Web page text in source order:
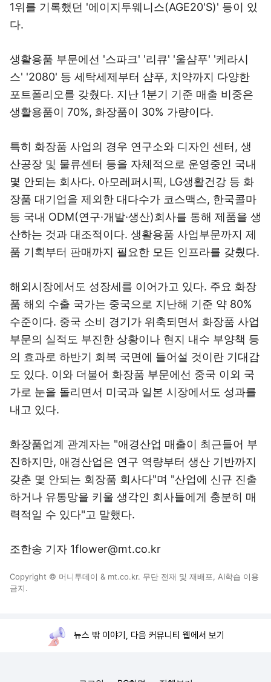
1위를 기록했던 '에이지투웨니스(AGE20'S)' 등이 있
다.
생활용품 부문에선 '스파크' '리큐' '울샴푸' '케라시
스' '2080' 등 세탁세제부터 샴푸, 치약까지 다양한
포트폴리오를 갖췄다. 지난 1분기 기준 매출 비중은
생활용품이 70%, 화장품이 30% 가량이다.
특히 화장품 사업의 경우 연구소와 디자인 센터, 생
산공장 및 물류센터 등을 자체적으로 운영중인 국내
몇 안되는 회사다. 아모레퍼시픽, LG생활건강 등 화
장품 대기업을 제외한 대다수가 코스맥스, 한국콜마
등 국내 ODM(연구·개발·생산)회사를 통해 제품을 생
산하는 것과 대조적이다. 생활용품 사업부문까지 제
품 기획부터 판매까지 필요한 모든 인프라를 갖췄다.
해외시장에서도 성장세를 이어가고 있다. 주요 화장
품 해외 수출 국가는 중국으로 지난해 기준 약 80%
수준이다. 중국 소비 경기가 위축되면서 화장품 사업
부문의 실적도 부진한 상황이나 현지 내수 부양책 등
의 효과로 하반기 회복 국면에 들어설 것이란 기대감
도 있다. 이와 더불어 화장품 부문에선 중국 이외 국
가로 눈을 돌리면서 미국과 일본 시장에서도 성과를
내고 있다.
화장품업계 관계자는 "애경산업 매출이 최근들어 부
진하지만, 애경산업은 연구 역량부터 생산 기반까지
갖춘 몇 안되는 회장품 회사다"며 "산업에 신규 진출
하거나 유통망을 키울 생각인 회사들에게 충분히 매
력적일 수 있다"고 말했다.
조한송 기자 1flower@mt.co.kr
Copyright © 머니투데이 & mt.co.kr. 무단 전재 및 재배포, AI학습 이용
금지.
뉴스 밖 이야기, 다음 커뮤니티 웹에서 보기